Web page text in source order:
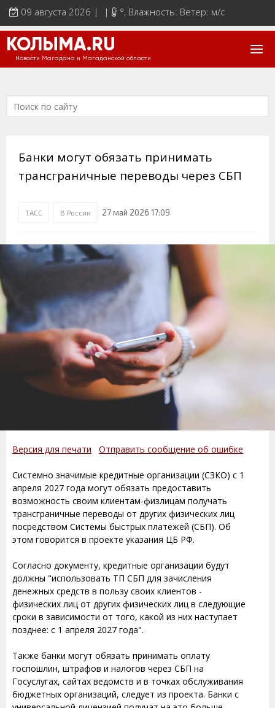
09 августа 2026 | | °, Влажность: Ветер: м/с
КОЛЫМА.RU
Новости Магадана и Магаданской области
Банки могут обязать принимать
трансграничные переводы через СБП
ТАСС В России 27 май 2026 17:09
Версия для печати Отправить сообщение об ошибке
Системно значимые кредитные организации (СЗКО) с 1
апреля 2027 года могут обязать предоставить
возможность своим клиентам-физлицам получать
трансграничные переводы от других физических лиц
посредством Системы быстрых платежей (СБП). Об
этом говорится в проекте указания ЦБ РФ.
Согласно документу, кредитные организации будут
должны "использовать ТП СБП для зачисления
денежных средств в пользу своих клиентов -
физических лиц от других физических лиц в следующие
сроки в зависимости от того, какой из них наступает
позднее: с 1 апреля 2027 года".
Также банки могут обязать принимать оплату
госпошлин, штрафов и налогов через СБП на
Госуслугах, сайтах ведомств и в точках обслуживания
бюджетных организаций, следует из проекта. Банки с